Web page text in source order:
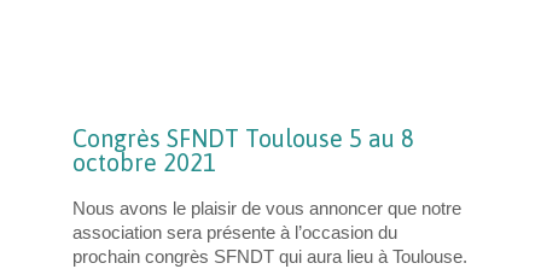
Congrès SFNDT Toulouse 5 au 8
octobre 2021
Nous avons le plaisir de vous annoncer que notre
association sera présente à l’occasion du
prochain congrès SFNDT qui aura lieu à Toulouse.